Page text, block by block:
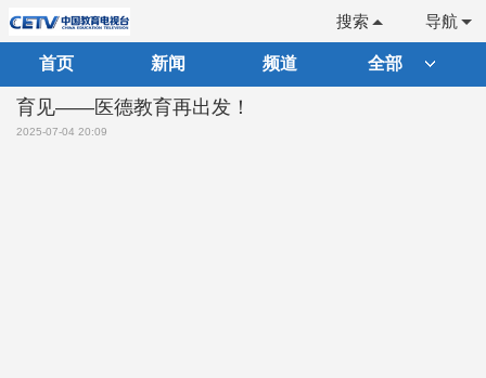
导航
搜索
首页 新闻 频道 全部
育见——医德教育再出发！
2025-07-04 20:09